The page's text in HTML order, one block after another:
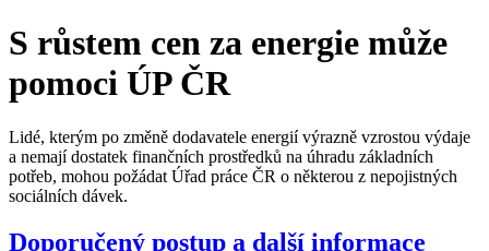
S růstem cen za energie může
pomoci ÚP ČR
Lidé, kterým po změně dodavatele energií výrazně vzrostou výdaje
a nemají dostatek finančních prostředků na úhradu základních
potřeb, mohou požádat Úřad práce ČR o některou z nepojistných
sociálních dávek.
Doporučený postup a další informace